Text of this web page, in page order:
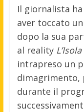
Il giornalista
aver toccato
dopo la sua
al reality
intrapreso un
dimagrimento,
durante il